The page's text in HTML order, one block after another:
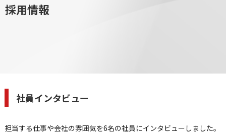
採用情報
社員インタビュー
担当する仕事や会社の雰囲気を6名の社員にインタビューしました。